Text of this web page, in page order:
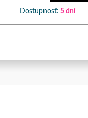
Dostupnosť: 5 dní